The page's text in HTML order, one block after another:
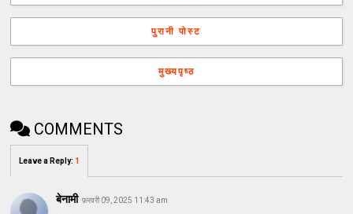
पुरानी पोस्ट
मुख्यपृष्ठ
COMMENTS
Leave a Reply: 1
बेनामी फ़रवरी 09, 2025 11:43 am